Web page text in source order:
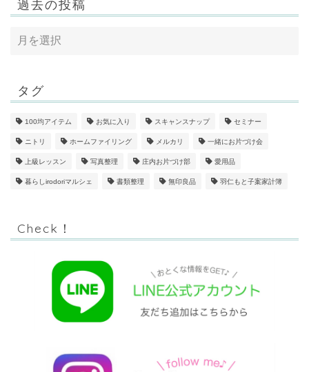
過去の投稿
タグ
100均アイテム お気に入り スキャンスナップ セミナー
ニトリ ホームファイリング メルカリ 一緒にお片づけ会
上級レッスン 写真整理 庄内お片づけ部 愛用品
暮らしirodoriマルシェ 書類整理 無印良品 羽仁もと子案家計簿
Check！